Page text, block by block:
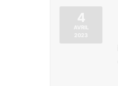
4
AVRIL
2023